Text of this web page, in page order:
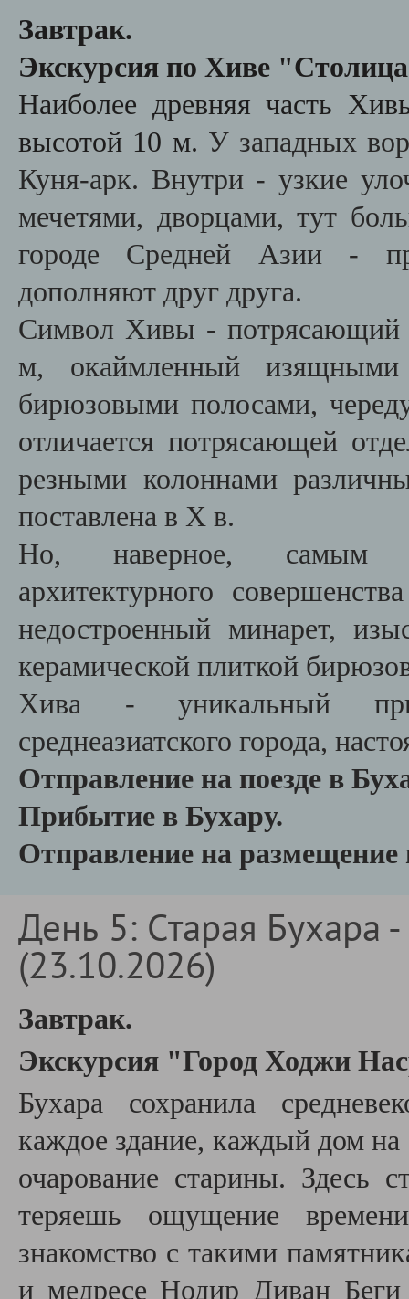
Завтрак.
Экскурсия по Хиве
Наиболее древняя часть
высотой 10 м. У западных
Куня-арк. Внутри - узкие
мечетями, дворцами, тут
городе Средней Азии -
дополняют друг друга.
Символ Хивы -
м, окаймленный
бирюзовыми полосами,
отличается потрясающей
резными колоннами
поставлена в X в.
Но, наверное, самым
архитектурного
недостроенный минарет,
керамической плиткой
Хива - уникальный
среднеазиатского города,
Отправление на поезде в
Прибытие в Бухару.
Отправление на размещение
День 5: Cтарая Бухара
(23.10.2026)
Завтрак.
Экскурсия "Город Ходжи
Бухара сохранила
каждое здание, каждый дом на
очарование старины. Здесь
теряешь ощущение
знакомство с такими
и медресе Нодир Диван